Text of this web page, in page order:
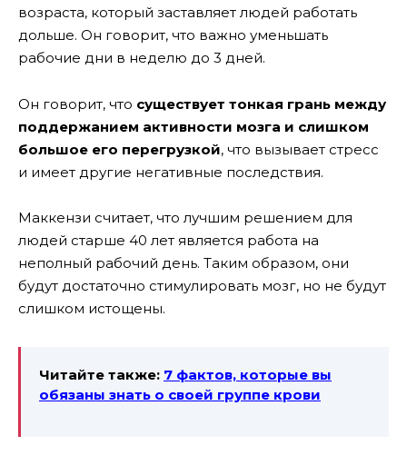
возраста, который заставляет людей работать
дольше. Он говорит, что важно уменьшать
рабочие дни в неделю до 3 дней.
Он говорит, что существует тонкая грань между
поддержанием активности мозга и слишком
большое его перегрузкой, что вызывает стресс
и имеет другие негативные последствия.
Маккензи считает, что лучшим решением для
людей старше 40 лет является работа на
неполный рабочий день. Таким образом, они
будут достаточно стимулировать мозг, но не будут
слишком истощены.
Читайте также: 7 фактов, которые вы
обязаны знать о своей группе крови